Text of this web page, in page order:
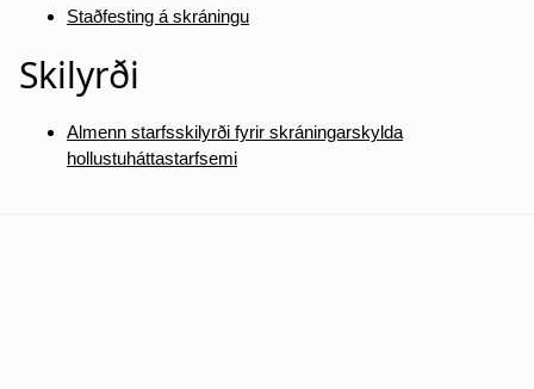
Staðfesting á skráningu
Skilyrði
Almenn starfsskilyrði fyrir skráningarskylda
hollustuháttastarfsemi